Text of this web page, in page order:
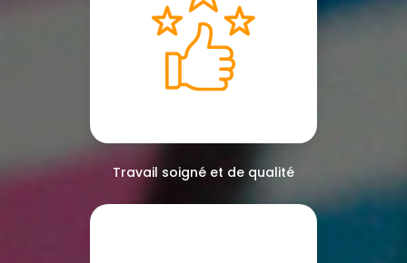
Travail soigné et de qualité